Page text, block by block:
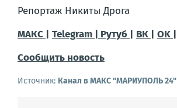
Репортаж Никиты Дрога
МАКС |
Telegram | Рутуб | ВК | OK |
Сообщить новость
Источник: Канал в МАКС "МАРИУПОЛЬ 24"